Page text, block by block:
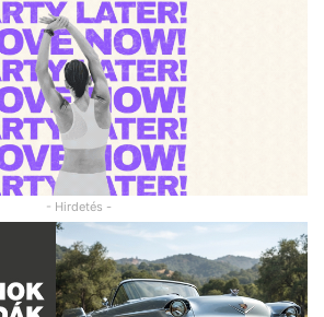
- Hirdetés -